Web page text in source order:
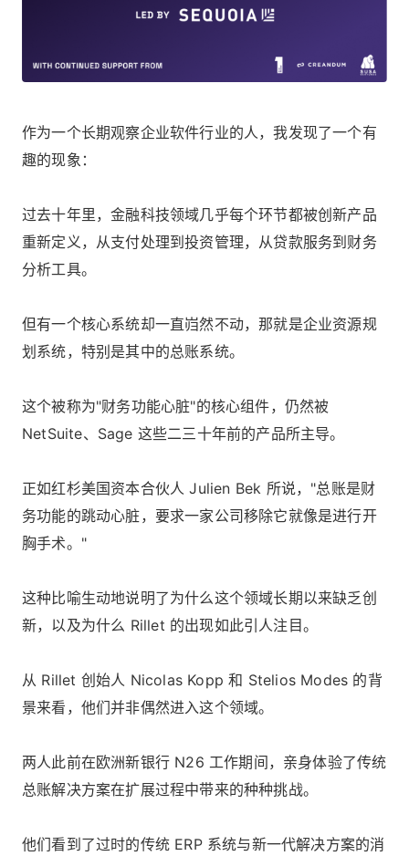
作为一个长期观察企业软件行业的人，我发现了一个有
趣的现象：
过去十年里，金融科技领域几乎每个环节都被创新产品
重新定义，从支付处理到投资管理，从贷款服务到财务
分析工具。
但有一个核心系统却一直岿然不动，那就是企业资源规
划系统，特别是其中的总账系统。
这个被称为"财务功能心脏"的核心组件，仍然被
NetSuite、Sage 这些二三十年前的产品所主导。
正如红杉美国资本合伙人 Julien Bek 所说，"总账是财
务功能的跳动心脏，要求一家公司移除它就像是进行开
胸手术。"
这种比喻生动地说明了为什么这个领域长期以来缺乏创
新，以及为什么 Rillet 的出现如此引人注目。
从 Rillet 创始人 Nicolas Kopp 和 Stelios Modes 的背
景来看，他们并非偶然进入这个领域。
两人此前在欧洲新银行 N26 工作期间，亲身体验了传统
总账解决方案在扩展过程中带来的种种挑战。
他们看到了过时的传统 ERP 系统与新一代解决方案的消